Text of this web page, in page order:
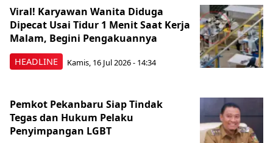
HEADLINE
Viral! Karyawan Wanita Diduga
Dipecat Usai Tidur 1 Menit Saat Kerja
Malam, Begini Pengakuannya
Kamis, 16 Jul 2026 - 14:34
Pemkot Pekanbaru Siap Tindak
Tegas dan Hukum Pelaku
Penyimpangan LGBT